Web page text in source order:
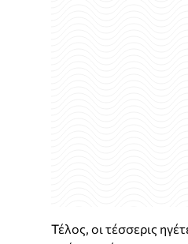
Τέλος, οι τέσσερις